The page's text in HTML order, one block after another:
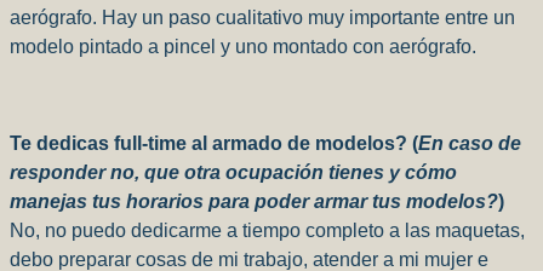
aerógrafo. Hay un paso cualitativo muy importante entre un
modelo pintado a pincel y uno montado con aerógrafo.
Te dedicas full-time al armado de modelos? (En caso de
responder no, que otra ocupación tienes y cómo
manejas tus horarios para poder armar tus modelos?)
No, no puedo dedicarme a tiempo completo a las maquetas,
debo preparar cosas de mi trabajo, atender a mi mujer e